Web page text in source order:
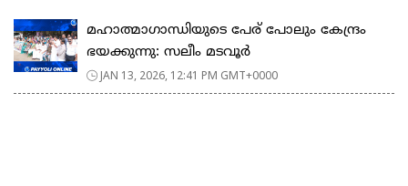
മഹാത്മാഗാന്ധിയുടെ പേര് പോലും കേന്ദ്രം
ഭയക്കുന്നു: സലീം മടവൂർ
JAN 13, 2026, 12:41 PM GMT+0000